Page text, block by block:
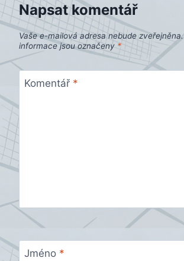
Napsat komentář
Vaše e-mailová adresa nebude zveřejněna.
informace jsou označeny *
Komentář *
Jméno *